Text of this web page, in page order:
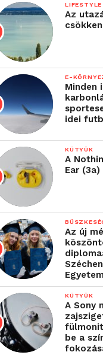
LIFESTYLE
Az
E-
Minden
idei
KÜTYÜK
A
Ear
Az új
Egyetem
KÜTYÜK
A Sony
be a